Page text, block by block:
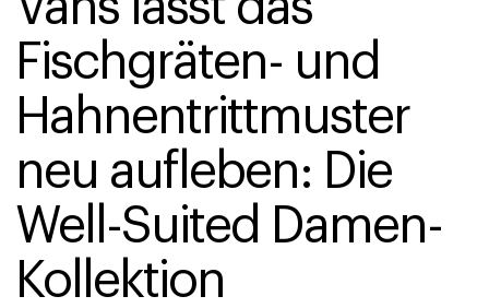
Fischgräten- und
Hahnentrittmuster
neu aufleben: Die
Well-Suited Damen-
Kollektion